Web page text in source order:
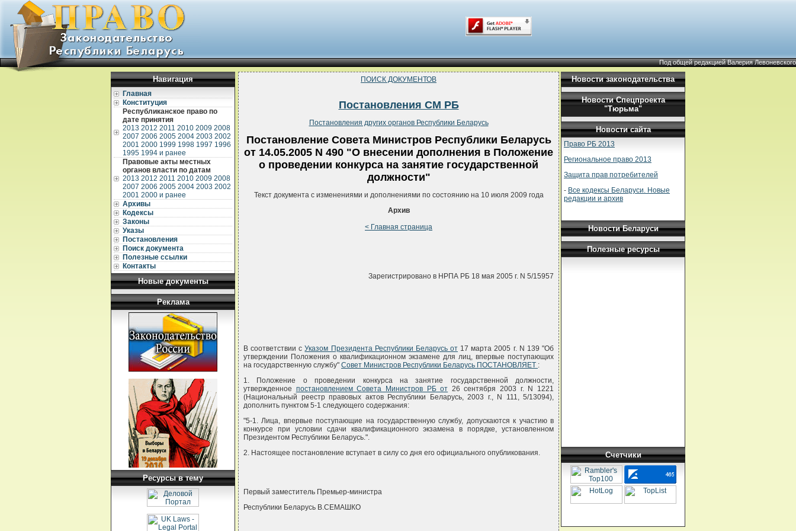
Под общей редакцией Валерия Левоневского
Навигация
Главная
Конституция
Республиканское право по
дате принятия
2013 2012 2011 2010 2009 2008
2007 2006 2005 2004 2003 2002
2001 2000 1999 1998 1997 1996
1995 1994 и ранее
Правовые акты местных
органов власти по датам
2013 2012 2011 2010 2009 2008
2007 2006 2005 2004 2003 2002
2001 2000 и ранее
Архивы
Кодексы
Законы
Указы
Постановления
Поиск документа
Полезные ссылки
Контакты
Новые документы
Реклама
Ресурсы в тему
ПОИСК ДОКУМЕНТОВ
Постановления СМ РБ
Постановления других органов Республики Беларусь
Постановление Совета Министров Республики Беларусь
от 14.05.2005 N 490 "О внесении дополнения в Положение
о проведении конкурса на занятие государственной
должности"
Текст документа с изменениями и дополнениями по состоянию на 10 июля 2009 года
Архив
< Главная страница
Зарегистрировано в НРПА РБ 18 мая 2005 г. N 5/15957
В соответствии сУказом Президента Республики Беларусь от 17 марта 2005 г. N 139 "Об
утверждении Положения о квалификационном экзамене для лиц, впервые поступающих
на государственную службу" Совет Министров Республики Беларусь ПОСТАНОВЛЯЕТ :
1. Положение о проведении конкурса на занятие государственной должности,
утвержденное постановлением Совета Министров РБ от 26 сентября 2003 г. N 1221
(Национальный реестр правовых актов Республики Беларусь, 2003 г., N 111, 5/13094),
дополнить пунктом 5-1 следующего содержания:
"5-1. Лица, впервые поступающие на государственную службу, допускаются к участию в
конкурсе при условии сдачи квалификационного экзамена в порядке, установленном
Президентом Республики Беларусь.".
2. Настоящее постановление вступает в силу со дня его официального опубликования.
Первый заместитель Премьер-министра
Республики Беларусь В.СЕМАШКО
Новости законодательства
Новости Спецпроекта
"Тюрьма"
Новости сайта
Право РБ 2013
Региональное право 2013
Защита прав потребителей
- Все кодексы Беларуси. Новые
редакции и архив
Новости Беларуси
Полезные ресурсы
Счетчики